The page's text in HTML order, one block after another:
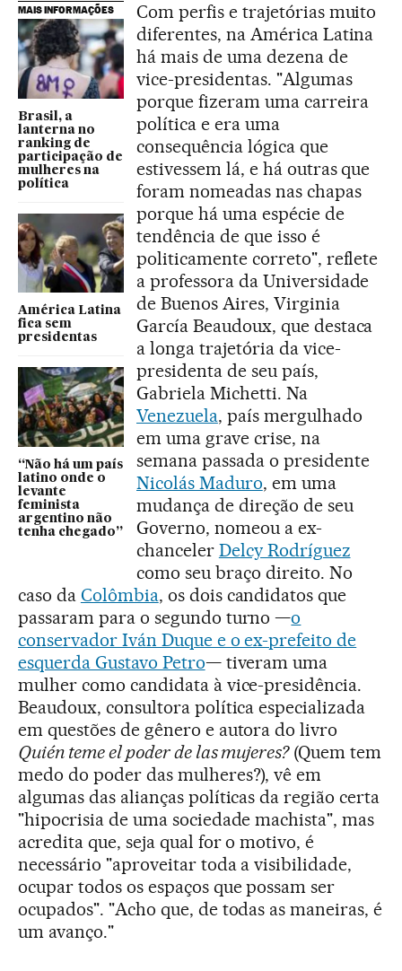
MAIS INFORMAÇÕES
Brasil, a
lanterna no
ranking de
participação de
mulheres na
política
América Latina
fica sem
presidentas
“Não há um país
latino onde o
levante
feminista
argentino não
tenha chegado”
Com perfis e trajetórias muito
diferentes, na América Latina
há mais de uma dezena de
vice-presidentas. "Algumas
porque fizeram uma carreira
política e era uma
consequência lógica que
estivessem lá, e há outras que
foram nomeadas nas chapas
porque há uma espécie de
tendência de que isso é
politicamente correto", reflete
a professora da Universidade
de Buenos Aires, Virginia
García Beaudoux, que destaca
a longa trajetória da vice-
presidenta de seu país,
Gabriela Michetti. Na
Venezuela, país mergulhado
em uma grave crise, na
semana passada o presidente
Nicolás Maduro, em uma
mudança de direção de seu
Governo, nomeou a ex-
chanceler Delcy Rodríguez
como seu braço direito. No
caso da Colômbia, os dois candidatos que
passaram para o segundo turno —o
conservador Iván Duque e o ex-prefeito de
esquerda Gustavo Petro— tiveram uma
mulher como candidata à vice-presidência.
Beaudoux, consultora política especializada
em questões de gênero e autora do livro
Quién teme el poder de las mujeres?(Quem tem
medo do poder das mulheres?), vê em
algumas das alianças políticas da região certa
"hipocrisia de uma sociedade machista", mas
acredita que, seja qual for o motivo, é
necessário "aproveitar toda a visibilidade,
ocupar todos os espaços que possam ser
ocupados". "Acho que, de todas as maneiras, é
um avanço."